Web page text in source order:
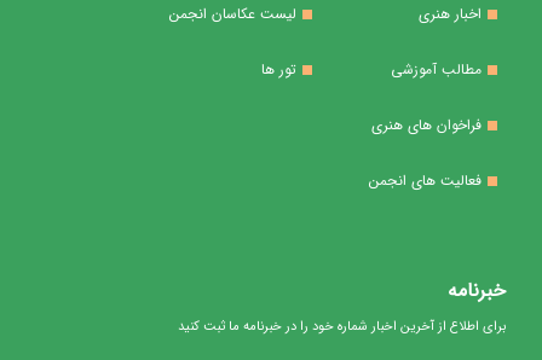
اخبار هنری
مطالب آموزشی
فراخوان های هنری
فعالیت های انجمن
لیست عکاسان انجمن
تور ها
خبرنامه
برای اطلاع از آخرین اخبار شماره خود را در خبرنامه ما ثبت کنید